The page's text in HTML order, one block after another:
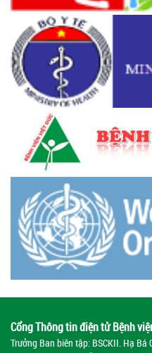
Cổng Thông tin điện tử Bệnh
Trưởng Ban biên tập: BSCKII. Hạ Bá